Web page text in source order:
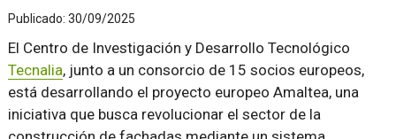
Publicado: 30/09/2025
El Centro de Investigación y Desarrollo Tecnológico
Tecnalia, junto a un consorcio de 15 socios europeos,
está desarrollando el proyecto europeo Amaltea, una
iniciativa que busca revolucionar el sector de la